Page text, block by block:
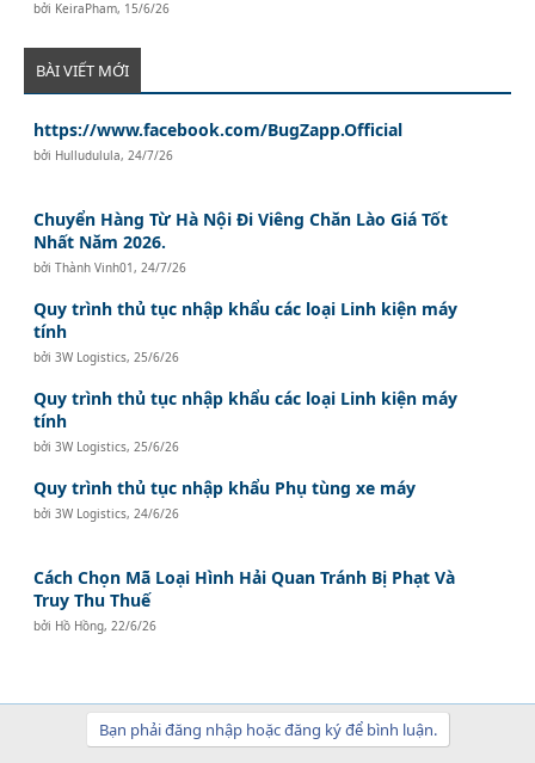
bởi KeiraPham, 15/6/26
BÀI VIẾT MỚI
https://www.facebook.com/BugZapp.Official
bởi Hulludulula,24/7/26
Chuyển Hàng Từ Hà Nội Đi Viêng Chăn Lào Giá Tốt
Nhất Năm 2026.
bởiThành Vinh01,24/7/26
Quy trình thủ tục nhập khẩu các loại Linh kiện máy
tính
bởi3W Logistics,25/6/26
Quy trình thủ tục nhập khẩu các loại Linh kiện máy
tính
bởi3W Logistics,25/6/26
Quy trình thủ tục nhập khẩu Phụ tùng xe máy
bởi3W Logistics,24/6/26
Cách Chọn Mã Loại Hình Hải Quan Tránh Bị Phạt Và
Truy Thu Thuế
bởi Hồ Hồng,22/6/26
Bạn phải đăng nhập hoặc đăng ký để bình luận.